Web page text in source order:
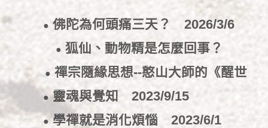
● 佛陀為何頭痛三天？ 2026/3/6
● 狐仙、動物精是怎麼回事？
● 禪宗隨緣思想--憨山大師的《醒世
歌》
●靈魂與覺知 2023/9/15
●學禪就是消化煩惱 2023/6/1